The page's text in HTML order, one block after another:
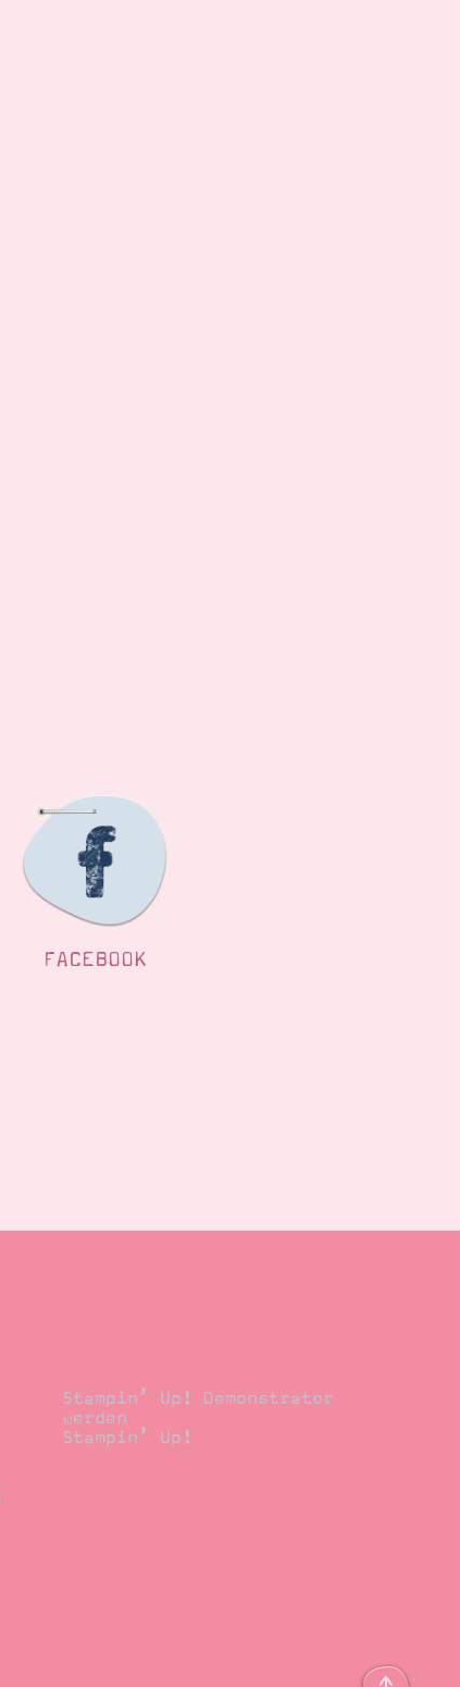
FACEBOOK
Stampin’ Up! Demonstrator
werden
Stampin’ Up!